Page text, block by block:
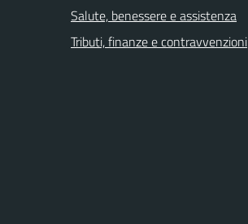
Salute, benessere e assistenza
Tributi, finanze e contravvenzioni